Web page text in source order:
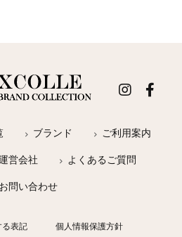
ブランド ご利用案内
営会社 よくあるご質問
お問い合わせ
る表記 個人情報保護方針